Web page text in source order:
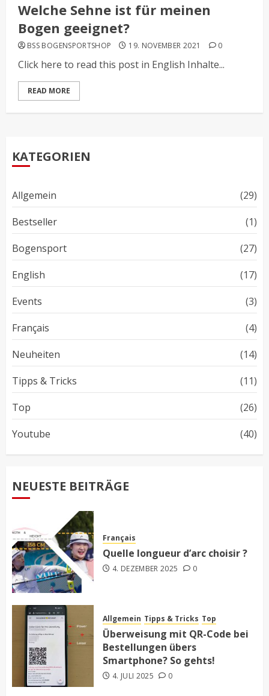
Welche Sehne ist für meinen
Bogen geeignet?
BSS BOGENSPORTSHOP 19. NOVEMBER 2021 0
Click here to read this post in English Inhalte...
READ MORE
KATEGORIEN
Allgemein
(29)
Bestseller
(1)
Bogensport
(27)
English
(17)
Events
(3)
Français
(4)
Neuheiten
(14)
Tipps & Tricks
(11)
Top
(26)
Youtube
(40)
NEUESTE BEITRÄGE
Français
Quelle longueur d’arc choisir ?
4. DEZEMBER 2025 0
Allgemein Tipps & Tricks Top
Überweisung mit QR-Code bei
Bestellungen übers
Smartphone? So gehts!
4. JULI 2025 0